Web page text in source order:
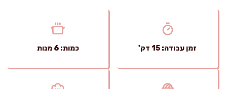
זמן עבודה: 15 דק' כמות: 6 מנות